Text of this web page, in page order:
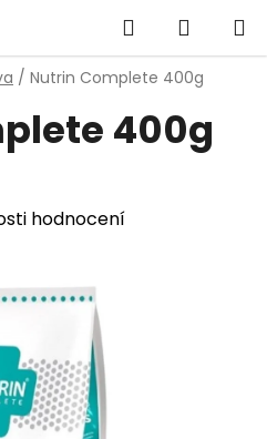
Hledat
KOŠÍK
/ Nutrin Complete 400g
400g
hodnocení